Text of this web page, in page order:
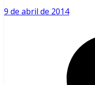
9 de abril de 2014